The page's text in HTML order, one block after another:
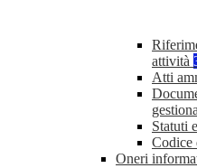
attività
Atti
Statuti
Codice
Oneri